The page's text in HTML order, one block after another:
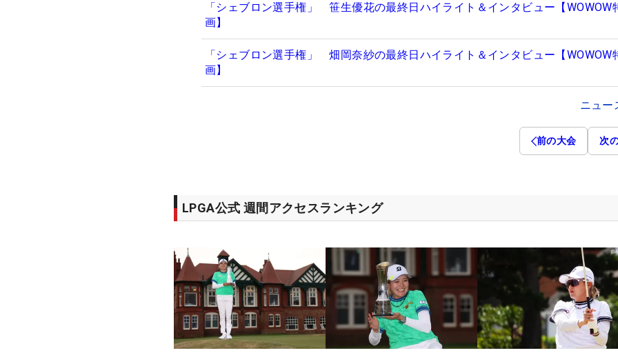
「シェブロン選手権」 笹生優花の最終日ハイライト＆インタビュー【WOWOW
画】
「シェブロン選手権」 畑岡奈紗の最終日ハイライト＆インタビュー【WOWOW
画】
ニュー
前の大会 次
LPGA公式 週間アクセスランキング